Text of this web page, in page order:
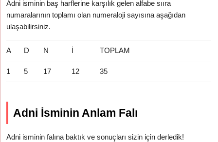
Adni isminin baş harflerine karşılık gelen alfabe sııra
numaralarının toplamı olan numeraloji sayısına aşağıdan
ulaşabilirsiniz.
A D N İ TOPLAM
1 5 17 12 35
Adni İsminin Anlam Falı
Adni isminin falına baktık ve sonuçları sizin için derledik!